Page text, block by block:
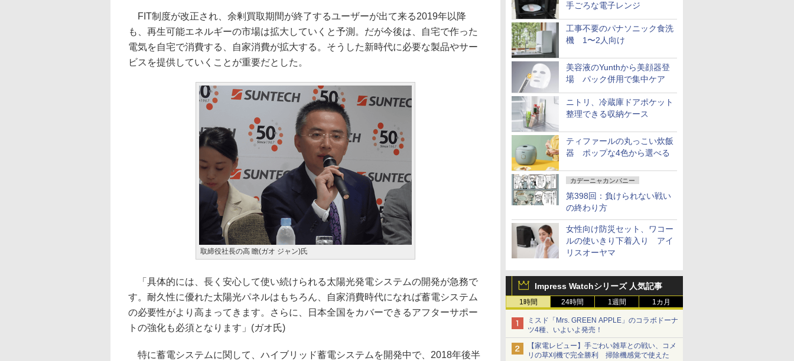
手ごろな電子レンジ
工事不要のパナソニック食洗
機 1〜2人向け
美容液のYunthから美顔器登
場 パック併用で集中ケア
ニトリ、冷蔵庫ドアポケット
整理できる収納ケース
ティファールの丸っこい炊飯
器 ポップな4色から選べる
カデーニャカンパニー
第398回：負けられない戦い
の終わり方
女性向け防災セット、ワコー
ルの使いきり下着入り アイ
リスオーヤマ
Impress Watchシリーズ 人気記事
1時間 24時間 1週間 1カ月
ミスド「Mrs. GREEN APPLE」のコラボドーナ
ツ4種、いよいよ発売！
【家電レビュー】手ごわい雑草との戦い、コメ
リの草刈機で完全勝利 掃除機感覚で使えた
FIT制度が改正され、余剰買取期間が終了するユーザーが出て来る2019年以降
も、再生可能エネルギーの市場は拡大していくと予測。だが今後は、自宅で作った
電気を自宅で消費する、自家消費が拡大する。そうした新時代に必要な製品やサー
ビスを提供していくことが重要だとした。
取締役社長の高 瞻(ガオ ジャン)氏
「具体的には、長く安心して使い続けられる太陽光発電システムの開発が急務で
す。耐久性に優れた太陽光パネルはもちろん、自家消費時代になれば蓄電システム
の必要性がより高まってきます。さらに、日本全国をカバーできるアフターサポー
トの強化も必須となります」(ガオ氏)
特に蓄電システムに関して、ハイブリッド蓄電システムを開発中で、2018年後半